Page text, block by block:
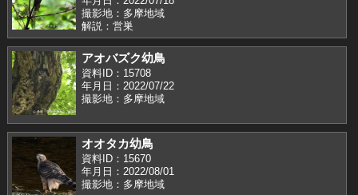
撮影地：多摩地域
解説：営巣
アオバズク幼鳥
資料ID：15708
年月日：2022/07/22
撮影地：多摩地域
オオタカ幼鳥
資料ID：15670
年月日：2022/08/01
撮影地：多摩地域